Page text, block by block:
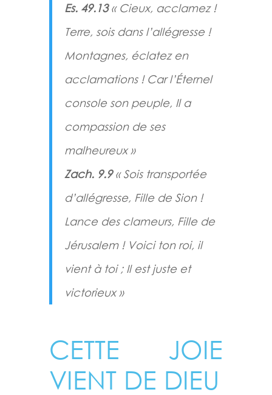
Es. 49.13« Cieux, acclamez !
Terre, sois dans l’allégresse !
Montagnes, éclatez en
acclamations ! Car l’Éternel
console son peuple, Il a
compassion de ses
malheureux »
Zach. 9.9« Sois transportée
d’allégresse, Fille de Sion !
Lance des clameurs, Fille de
Jérusalem ! Voici ton roi, il
vient à toi ; Il est juste et
victorieux »
CETTE JOIE
VIENT DE DIEU